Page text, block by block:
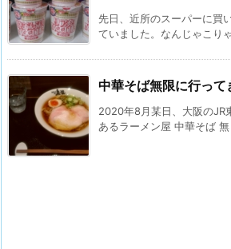
先日、近所のスーパーに買
ていました。なんじゃこり
中華そば無限に行って
2020年8月某日、大阪のJR
あるラーメン屋 中華そば